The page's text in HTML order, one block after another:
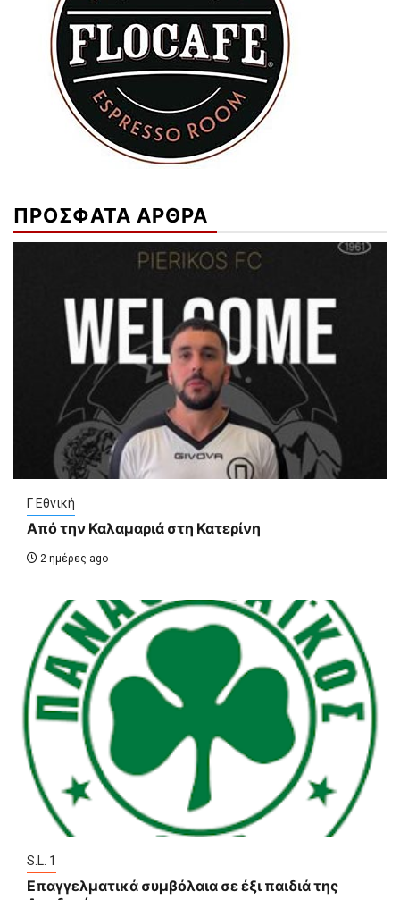
ΠΡΟΣΦΑΤΑ ΑΡΘΡΑ
Γ Εθνική
Από την Καλαμαριά στη Κατερίνη
2 ημέρες ago
S.L. 1
Επαγγελματικά συμβόλαια σε έξι παιδιά της